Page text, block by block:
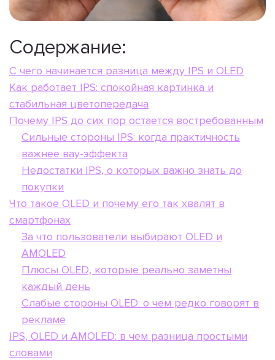
Содержание:
С чего начинается разница между IPS и OLED
Как работает IPS: спокойная картинка и
стабильная цветопередача
Почему IPS до сих пор остается востребованным
Сильные стороны IPS: когда практичность
важнее вау-эффекта
Недостатки IPS, о которых важно знать до
покупки
Что такое OLED и почему его так хвалят в
смартфонах
За что пользователи выбирают OLED и
AMOLED
Плюсы OLED, которые реально заметны
каждый день
Слабые стороны OLED: о чем редко говорят в
рекламе
IPS, OLED и AMOLED: в чем разница простыми
словами